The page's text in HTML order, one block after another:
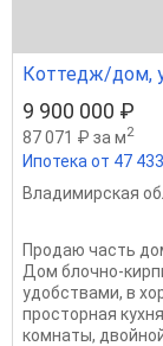
Коттедж/дом,
9 900 000 ₽
87 071 ₽ за м2
Ипотека от 47
Владимирская
Продаю часть
Дом блочно-
удобствами, в
просторная
комнаты,